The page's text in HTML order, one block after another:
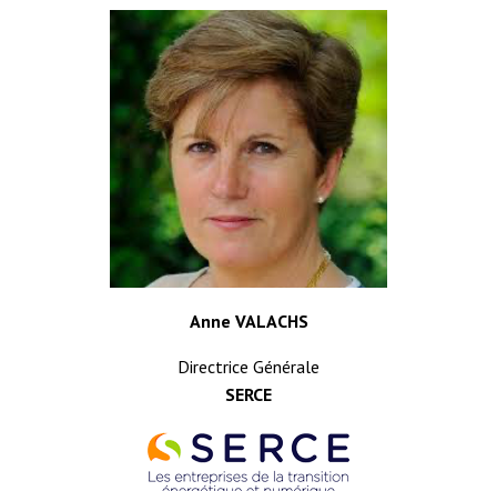
Anne VALACHS
Directrice Générale
SERCE